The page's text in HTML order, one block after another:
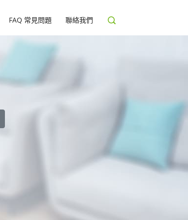
FAQ 常見問題 聯絡我們